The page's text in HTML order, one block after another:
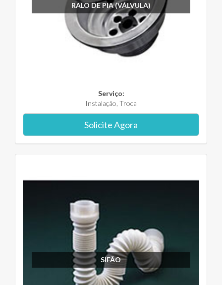
RALO DE PIA (VÁLVULA)
Serviço:
Instalação, Troca
Solicite Agora
SIFÃO